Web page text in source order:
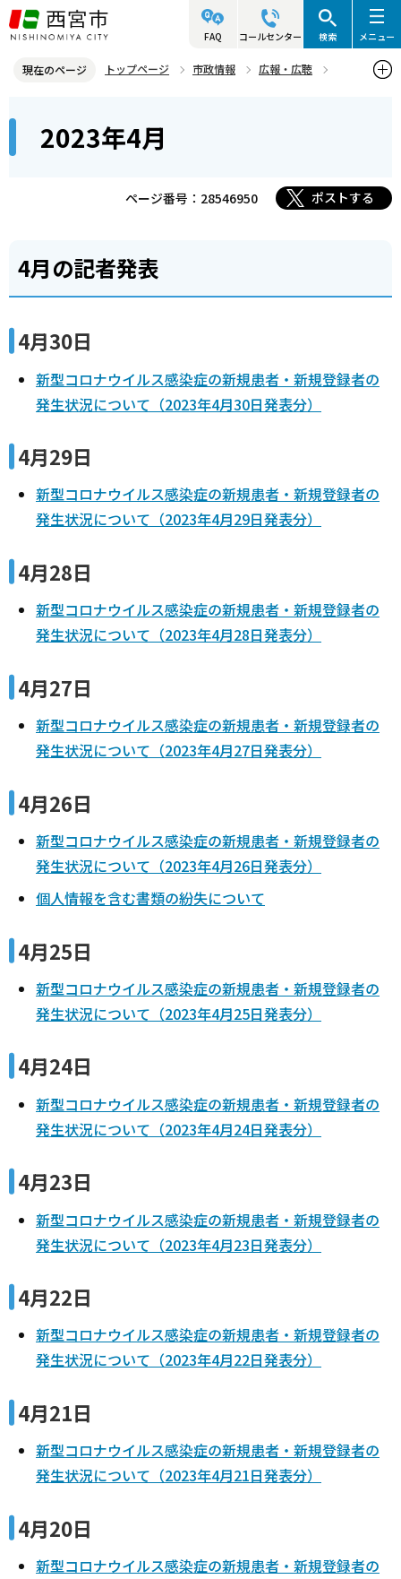
こ
の
ジ
先
FAQ コールセンター 検索 メニュー
現在のページ トップページ 市政情報
広報・広聴
こ
2023年4月
ページ番号：28546950 ポストする
4月の記者発表
4月30日
新型コロナウイルス感染症の新規患者・新規登録者の
発生状況について（2023年4月30日発表分）
4月29日
新型コロナウイルス感染症の新規患者・新規登録者の
発生状況について（2023年4月29日発表分）
4月28日
新型コロナウイルス感染症の新規患者・新規登録者の
発生状況について（2023年4月28日発表分）
4月27日
新型コロナウイルス感染症の新規患者・新規登録者の
発生状況について（2023年4月27日発表分）
4月26日
新型コロナウイルス感染症の新規患者・新規登録者の
発生状況について（2023年4月26日発表分）
個人情報を含む書類の紛失について
4月25日
新型コロナウイルス感染症の新規患者・新規登録者の
発生状況について（2023年4月25日発表分）
4月24日
新型コロナウイルス感染症の新規患者・新規登録者の
発生状況について（2023年4月24日発表分）
4月23日
新型コロナウイルス感染症の新規患者・新規登録者の
発生状況について（2023年4月23日発表分）
4月22日
新型コロナウイルス感染症の新規患者・新規登録者の
発生状況について（2023年4月22日発表分）
4月21日
新型コロナウイルス感染症の新規患者・新規登録者の
発生状況について（2023年4月21日発表分）
4月20日
新型コロナウイルス感染症の新規患者・新規登録者の